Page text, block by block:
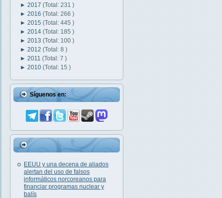
► 2017 (Total: 231 )
► 2016 (Total: 266 )
► 2015 (Total: 445 )
► 2014 (Total: 185 )
► 2013 (Total: 100 )
► 2012 (Total: 8 )
► 2011 (Total: 7 )
► 2010 (Total: 15 )
Síguenos en:
EEUU y una decena de aliados
alertan del uso de falsos
informáticos norcoreanos para
financiar programas nuclear y
balís